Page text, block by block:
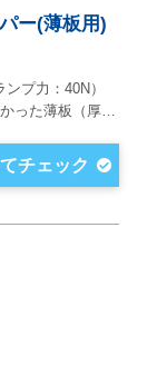
ー(薄板用)
プ力：40N）
かった薄板（厚…